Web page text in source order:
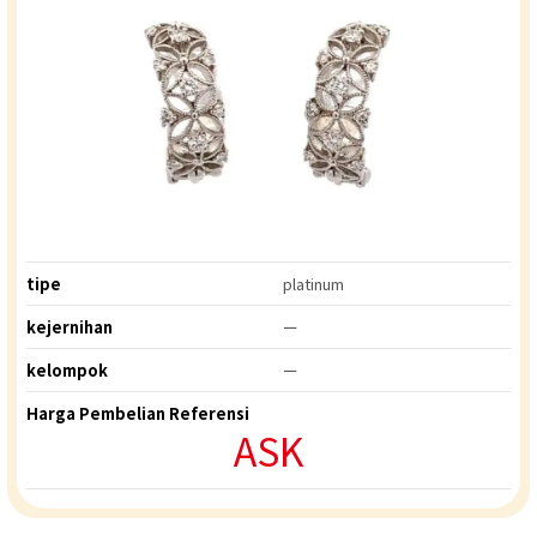
tipe
platinum
kejernihan
ー
kelompok
ー
Harga Pembelian Referensi
ASK